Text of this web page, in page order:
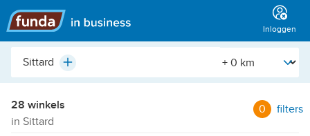
Hoofdmenu
Inloggen
Plaats,
etc.
Plus [Straal]
28 winkels
in Sittard
0 filters